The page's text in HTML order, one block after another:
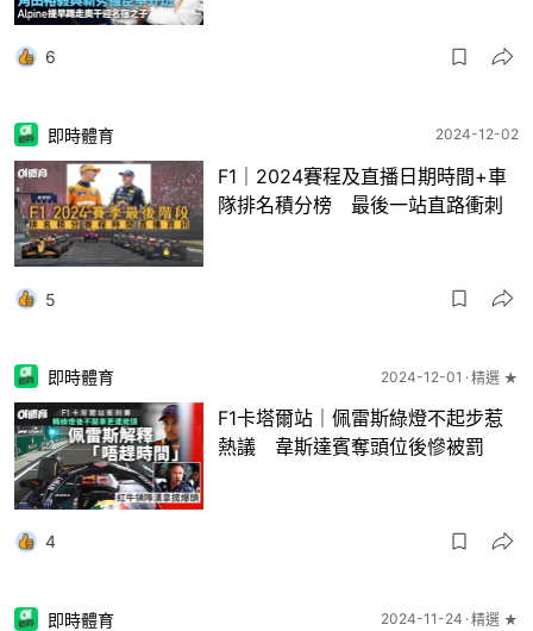
6
即時體育 2024-12-02
F1｜2024賽程及直播日期時間+車
隊排名積分榜 最後一站直路衝刺
5
即時體育 2024-12-01 精選 ★
F1卡塔爾站｜佩雷斯綠燈不起步惹
熱議 韋斯達賓奪頭位後慘被罰
4
即時體育 2024-11-24 精選 ★